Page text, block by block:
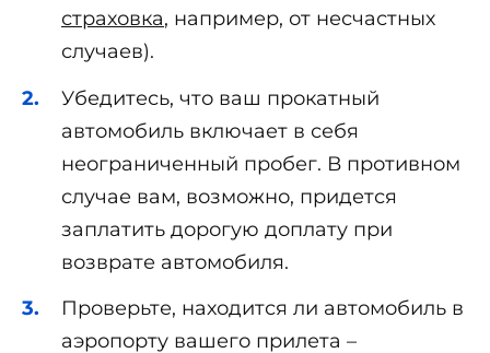
страховка, например, от несчастных
случаев).
Убедитесь, что ваш прокатный
автомобиль включает в себя
неограниченный пробег. В противном
случае вам, возможно, придется
заплатить дорогую доплату при
возврате автомобиля.
Проверьте, находится ли автомобиль в
аэропорту вашего прилета –